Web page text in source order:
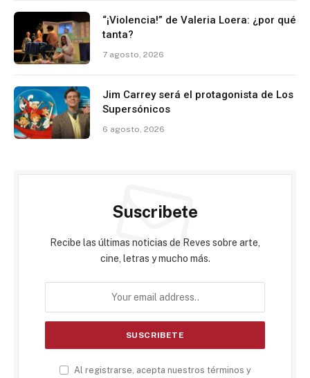
“¡Violencia!” de Valeria Loera: ¿por qué
tanta?
7 agosto, 2026
Jim Carrey será el protagonista de Los
Supersónicos
6 agosto, 2026
Suscribete
Recibe las últimas noticias de Reves sobre arte,
cine, letras y mucho más.
Al registrarse, acepta nuestros términos y